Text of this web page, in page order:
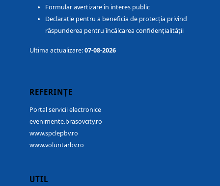
Formular avertizare în interes public
Declarație pentru a beneficia de protecția privind
răspunderea pentru încălcarea confidențialității
Ultima actualizare:07-08-2026
REFERINȚE
Portal servicii electronice
evenimente.brasovcity.ro
www.spclepbv.ro
www.voluntarbv.ro
UTIL